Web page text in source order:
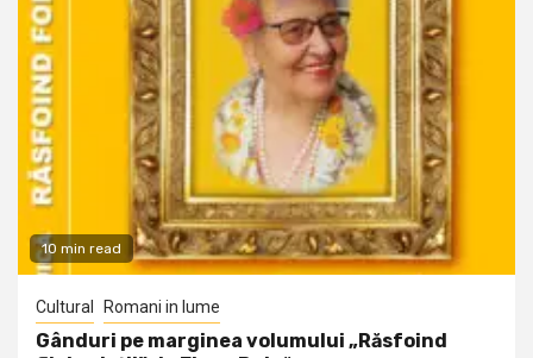
10 min read
Cultural Romani in lume
Gânduri pe marginea volumului „Răsfoind